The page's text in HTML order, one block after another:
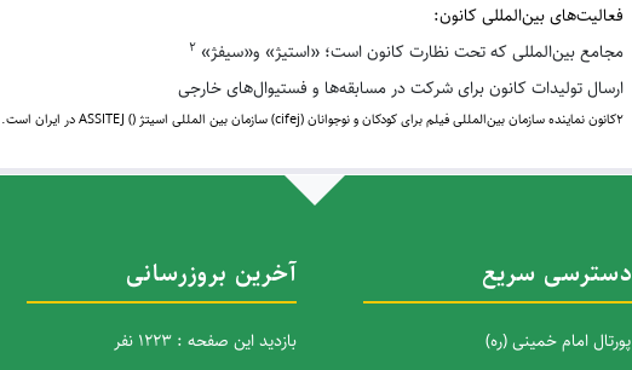
فعالیت‌های بین‌المللی کانون:
مجامع بین‌المللی که تحت نظارت کانون است؛ «استیژ» و«سیفژ»2
ارسال تولیدات کانون برای شرکت در مسابقه‌ها و فستیوال‌های خارجی
2کانون نماینده سازمان بین‌المللی فیلم برای کودکان و نوجوانان (cifej) سازمان بین المللی اسیتژ ((
ASSITEJدر ایران است.
دسترسی سریع
پورتال امام خمینی (ره)
آخرین بروزرسانی
بازدید این صفحه : 1223 نفر